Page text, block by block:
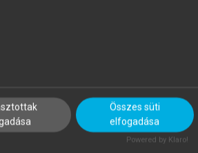
MI – ÁLTALÁNOS IRÁNYELVEK
Összes süti
elfogadása
Powered by Klaro!